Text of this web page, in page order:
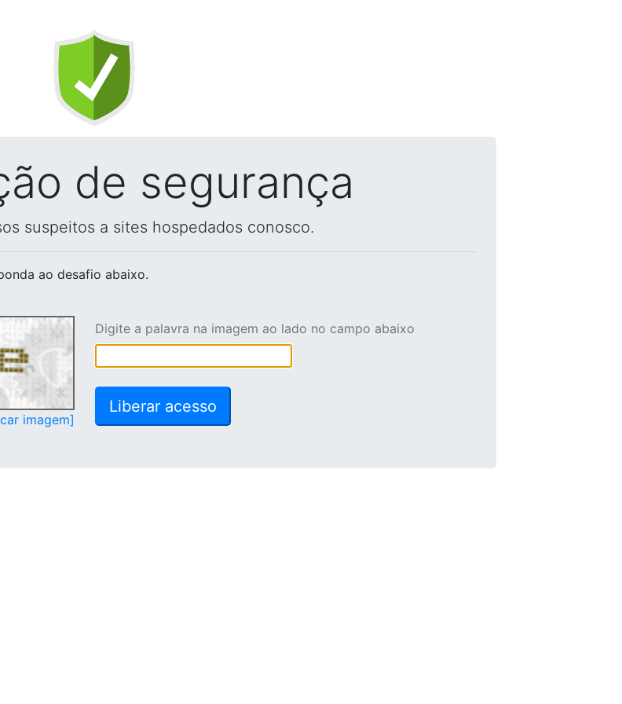
de segurança
suspeitos a sites hospedados conosco.
ao desafio abaixo.
imagem]
Digite a palavra na imagem ao lado no campo abaixo